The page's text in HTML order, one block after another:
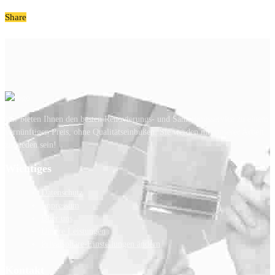
Share
Wir bieten Ihnen den besten Renovierungs- und Sanierungsservice zu einem
vernünftigen Preis, ohne Qualitätseinbußen. Sie werden mit unserer Arbeit
zufrieden sein!
Wichtiges
Unsere Leistungen
Privatsphäre-Einstellungen ändern